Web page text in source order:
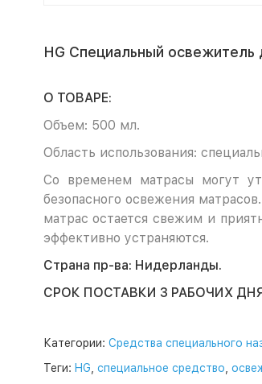
HG Специальный
О ТОВАРЕ:
Объем: 500 мл.
Область использования:
Со временем матрасы могут
безопасного освежения
матрас остается свежим и
эффективно устраняются.
Страна пр-ва: Нидерланды.
СРОК ПОСТАВКИ 3 РАБОЧИХ
Категории: Средства специального
Теги: HG специальное средство